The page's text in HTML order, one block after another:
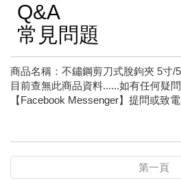
Q&A
常見問題
商品名稱：不鏽鋼剪刀式脫鉤夾 5寸/
目前查無此商品資料......如有任何疑
【Facebook Messenger】提問或致
第一頁